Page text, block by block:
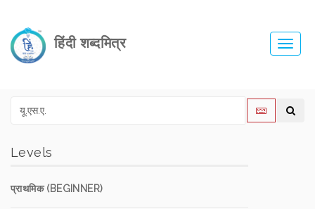
हिंदी शब्दमित्र
Levels
प्राथमिक (BEGINNER)